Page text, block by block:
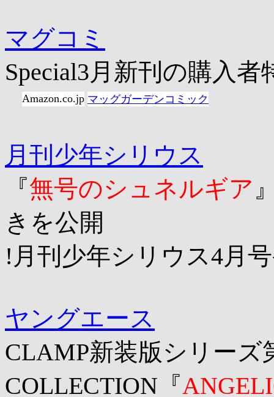
マグコミ
Special3月新刊の購入
Amazon.co.jp マッグガーデンコミック
月刊少年シリウス
『無号のシュネルギア
きを公開
!月刊少年シリウス4月
ヤングエース
CLAMP新装版シリー
COLLECTION『